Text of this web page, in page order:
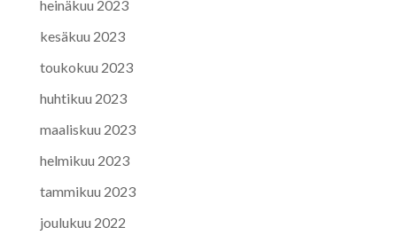
heinäkuu 2023
kesäkuu 2023
toukokuu 2023
huhtikuu 2023
maaliskuu 2023
helmikuu 2023
tammikuu 2023
joulukuu 2022